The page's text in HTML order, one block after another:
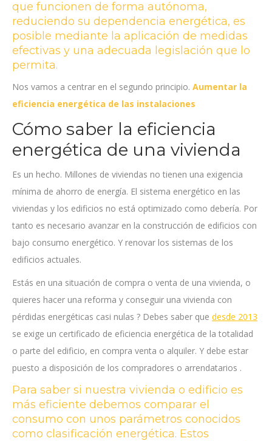
que funcionen de forma autónoma,
reduciendo su dependencia energética, es
posible mediante la aplicación de medidas
efectivas y una adecuada legislación que lo
permita.
Nos vamos a centrar en el segundo principio. Aumentar la
eficiencia energética de las instalaciones
Cómo saber la eficiencia
energética de una vivienda
Es un hecho. Millones de viviendas no tienen una exigencia
mínima de ahorro de energía. El sistema energético en las
viviendas y los edificios no está optimizado como debería. Por
tanto es necesario avanzar en la construcción de edificios con
bajo consumo energético. Y renovar los sistemas de los
edificios actuales.
Estás en una situación de compra o venta de una vivienda, o
quieres hacer una reforma y conseguir una vivienda con
pérdidas energéticas casi nulas ? Debes saber que desde 2013
se exige un certificado de eficiencia energética de la totalidad
o parte del edificio, en compra venta o alquiler. Y debe estar
puesto a disposición de los compradores o arrendatarios .
Para saber si nuestra vivienda o edificio es
más eficiente debemos comparar el
consumo con unos parámetros conocidos
como clasificación energética. Estos